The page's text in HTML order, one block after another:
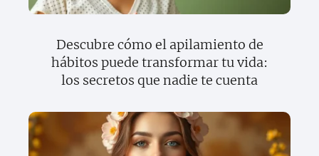
Descubre cómo el apilamiento de
hábitos puede transformar tu vida:
los secretos que nadie te cuenta